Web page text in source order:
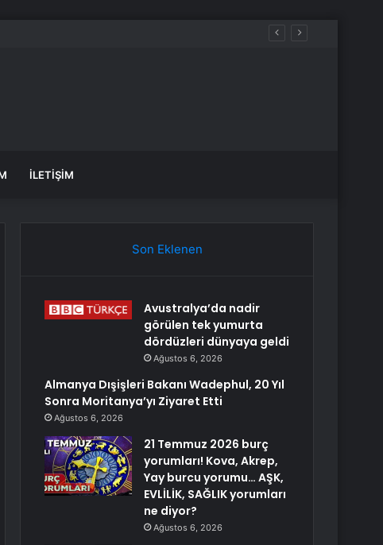
İLETIŞIM
Son Eklenen
Avustralya’da nadir
görülen tek yumurta
dördüzleri dünyaya geldi
Ağustos 6, 2026
Almanya Dışişleri Bakanı Wadephul, 20 Yıl
Sonra Moritanya’yı Ziyaret Etti
Ağustos 6, 2026
21 Temmuz 2026 burç
yorumları! Kova, Akrep,
Yay burcu yorumu… AŞK,
EVLİLİK, SAĞLIK yorumları
ne diyor?
Ağustos 6, 2026